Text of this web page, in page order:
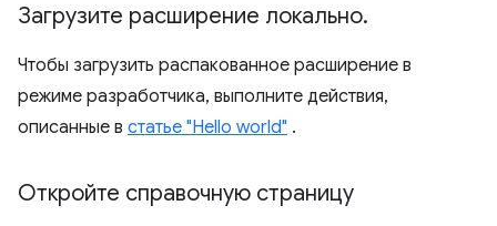
Загрузите расширение локально.
Чтобы загрузить распакованное расширение в
режиме разработчика, выполните действия,
описанные в статье "Hello world" .
Откройте справочную страницу